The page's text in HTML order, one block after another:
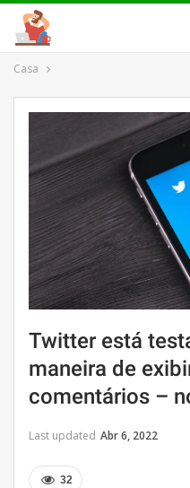
Casa
Twitter está
maneira de
comentários –
Last updated Abr 6, 2022
32